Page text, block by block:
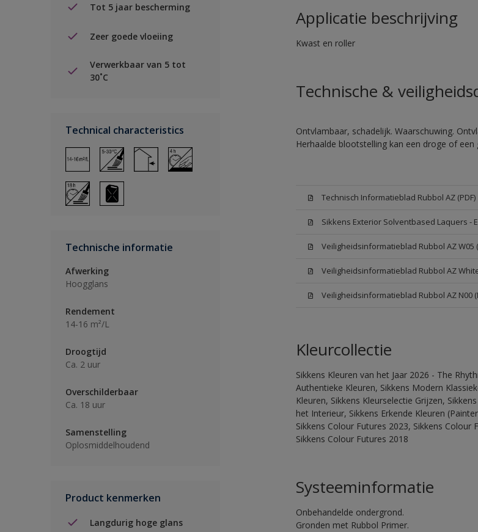
Tot 5 jaar bescherming
Zeer goede vloeiing
Verwerkbaar van 5 tot
30˚C
Technical characteristics
Technische informatie
Afwerking
Hoogglans
Rendement
14-16 m²/L
Droogtijd
Ca. 2 uur
Overschilderbaar
Ca. 18 uur
Samenstelling
Oplosmiddelhoudend
Product kenmerken
Langdurig hoge glans
Applicatie beschrijving
Kwast en roller
Technische &
Ontvlambaar, schadelijk. Waarschuwing.
Herhaalde blootstelling kan een droge of
Technisch Informatieblad Rubbol AZ (PDF)
Sikkens Exterior Solventbased Laquers -
Veiligheidsinformatieblad Rubbol AZ W05
Veiligheidsinformatieblad Rubbol AZ
Veiligheidsinformatieblad Rubbol AZ N00
Kleurcollectie
Sikkens Kleuren van het Jaar 2026 - The
Authentieke Kleuren, Sikkens Modern
Kleuren, Sikkens Kleurselectie Grijzen,
het Interieur, Sikkens Erkende Kleuren
Sikkens Colour Futures 2023, Sikkens
Sikkens Colour Futures 2018
Systeeminformatie
Onbehandelde ondergrond.
Gronden met Rubbol Primer.